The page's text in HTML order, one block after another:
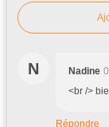
N Nadine
<br />
Répondre